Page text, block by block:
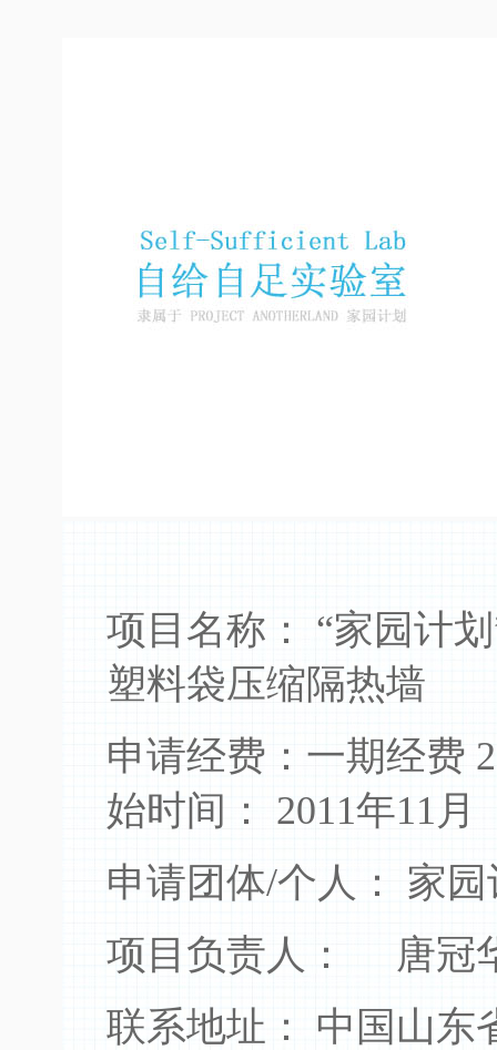
项目名称： “家园计
塑料袋压缩隔热墙
申请经费：一期经
始时间： 2011年11月
申请团体/个人： 家
项目负责人： 唐
联系地址： 中国山东